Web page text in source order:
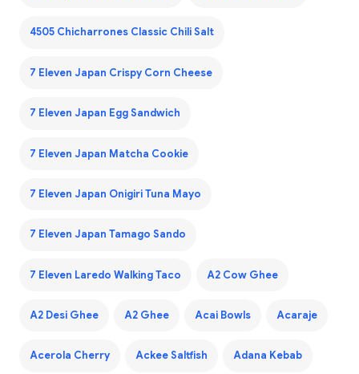
4505 Chicharrones Classic Chili Salt
7 Eleven Japan Crispy Corn Cheese
7 Eleven Japan Egg Sandwich
7 Eleven Japan Matcha Cookie
7 Eleven Japan Onigiri Tuna Mayo
7 Eleven Japan Tamago Sando
7 Eleven Laredo Walking Taco A2 Cow Ghee
A2 Desi Ghee A2 Ghee Acai Bowls Acaraje
Acerola Cherry Ackee Saltfish Adana Kebab